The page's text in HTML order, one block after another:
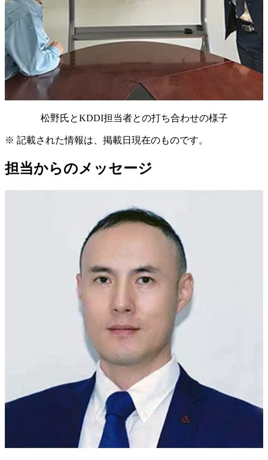
松野氏とKDDI担当者との打ち合わせの様子
※ 記載された情報は、掲載日現在のものです。
担当からのメッセージ